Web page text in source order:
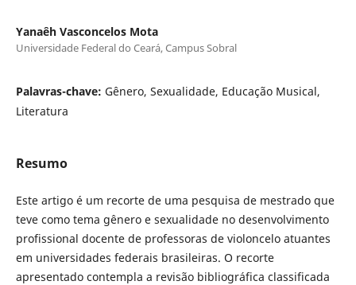
Yanaêh Vasconcelos Mota
Universidade Federal do Ceará, Campus Sobral
Palavras-chave: Gênero, Sexualidade, Educação Musical,
Literatura
Resumo
Este artigo é um recorte de uma pesquisa de mestrado que
teve como tema gênero e sexualidade no desenvolvimento
profissional docente de professoras de violoncelo atuantes
em universidades federais brasileiras. O recorte
apresentado contempla a revisão bibliográfica classificada